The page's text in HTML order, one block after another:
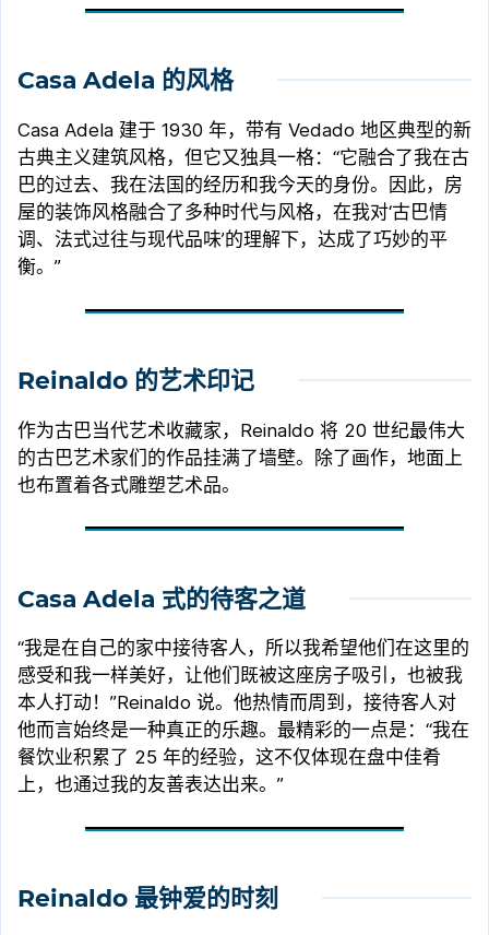
Casa Adela 的风格
Casa Adela 建于 1930 年，带有 Vedado 地区典型的新
古典主义建筑风格，但它又独具一格：“它融合了我在古
巴的过去、我在法国的经历和我今天的身份。因此，房
屋的装饰风格融合了多种时代与风格，在我对‘古巴情
调、法式过往与现代品味’的理解下，达成了巧妙的平
衡。”
Reinaldo 的艺术印记
作为古巴当代艺术收藏家，Reinaldo 将 20 世纪最伟大
的古巴艺术家们的作品挂满了墙壁。除了画作，地面上
也布置着各式雕塑艺术品。
Casa Adela 式的待客之道
“我是在自己的家中接待客人，所以我希望他们在这里的
感受和我一样美好，让他们既被这座房子吸引，也被我
本人打动！”Reinaldo 说。他热情而周到，接待客人对
他而言始终是一种真正的乐趣。最精彩的一点是：“我在
餐饮业积累了 25 年的经验，这不仅体现在盘中佳肴
上，也通过我的友善表达出来。”
Reinaldo 最钟爱的时刻